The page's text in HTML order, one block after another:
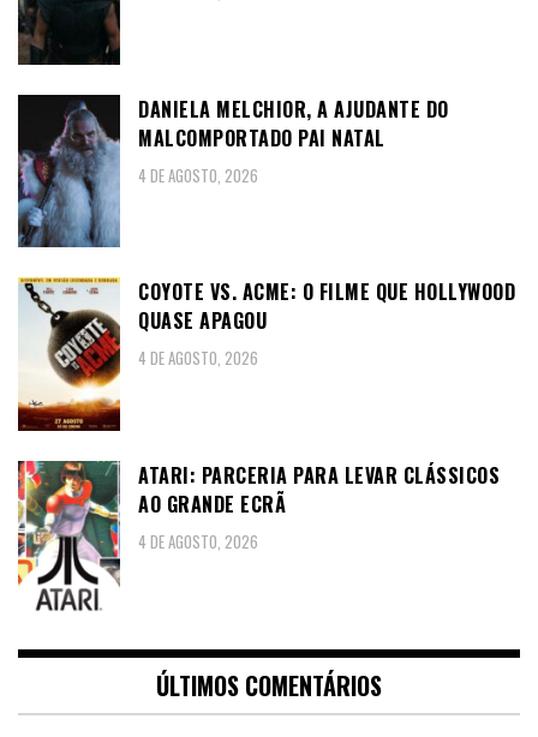
DANIELA MELCHIOR, A AJUDANTE DO
MALCOMPORTADO PAI NATAL
4 DE AGOSTO, 2026
COYOTE VS. ACME: O FILME QUE HOLLYWOOD
QUASE APAGOU
4 DE AGOSTO, 2026
ATARI: PARCERIA PARA LEVAR CLÁSSICOS
AO GRANDE ECRÃ
4 DE AGOSTO, 2026
ÚLTIMOS COMENTÁRIOS